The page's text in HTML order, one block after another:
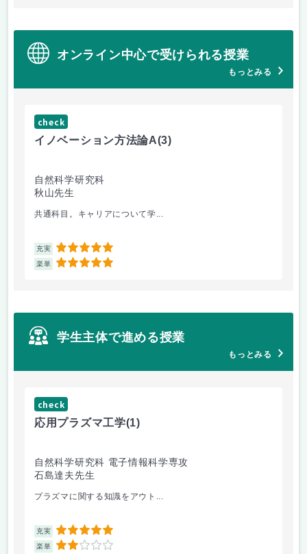
オンライン中心で受けられる授業
もっとみる
check
イノベーション方法論A(3)
自然科学研究科
秋山先生
共通科目。キャリアについて学...
充実 5
楽単 5
学生主体で進める授業
もっとみる
check
応用プラズマ工学(1)
自然科学研究科 電子情報科学専攻
石島達夫先生
プラズマに関する知識をアウト...
充実 5
楽単 2